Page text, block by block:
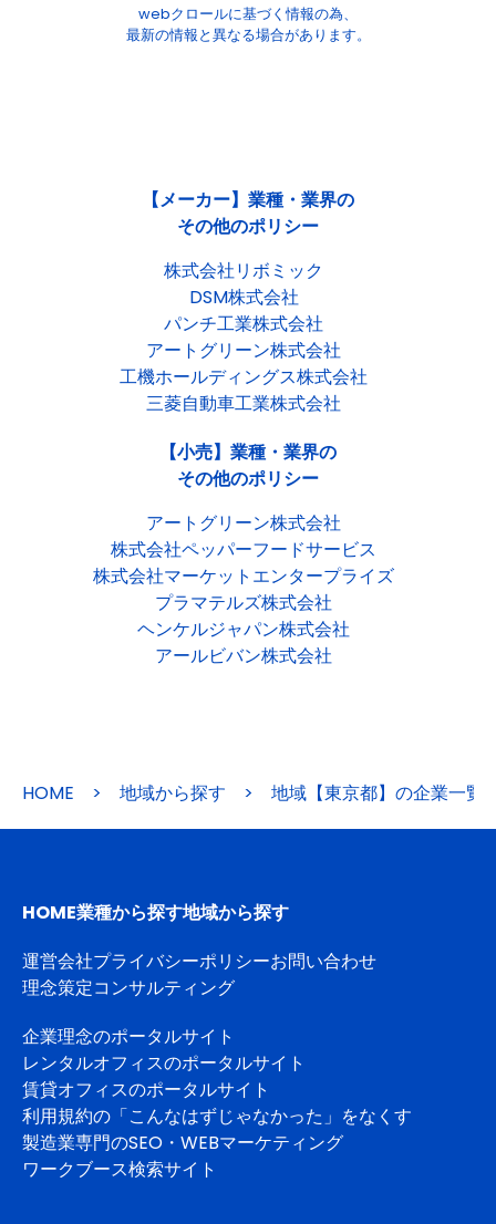
webクロールに基づく情報の為、
最新の情報と異なる場合があります。
【メーカー】業種・業界の
その他のポリシー
株式会社リボミック
DSM株式会社
パンチ工業株式会社
アートグリーン株式会社
工機ホールディングス株式会社
三菱自動車工業株式会社
【小売】業種・業界の
その他のポリシー
アートグリーン株式会社
株式会社ペッパーフードサービス
株式会社マーケットエンタープライズ
プラマテルズ株式会社
ヘンケルジャパン株式会社
アールビバン株式会社
HOME > 地域から探す > 地域【東京都】の企業一覧
HOME業種から探す地域から探す
運営会社プライバシーポリシーお問い合わせ
理念策定コンサルティング
企業理念のポータルサイト
レンタルオフィスのポータルサイト
賃貸オフィスのポータルサイト
利用規約の「こんなはずじゃなかった」をなくす
製造業専門のSEO・WEBマーケティング
ワークブース検索サイト